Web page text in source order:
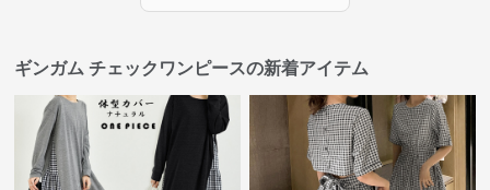
ギンガム チェックワンピースの新着アイテム